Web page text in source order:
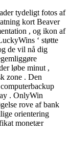
tydeligt fotos af
kort Beaver
, og ikon af
‘ støtte
de vil nå dig
løbe minut ,
zone . Den
. OnlyWin
rove af bank
orientering
monetær